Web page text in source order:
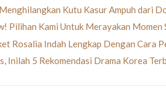
Kutu Kasur Ampuh dari
Pilihan Kami Untuk Merayakan Momen
Rosalia Indah Lengkap Dengan Cara
Inilah 5 Rekomendasi Drama Korea